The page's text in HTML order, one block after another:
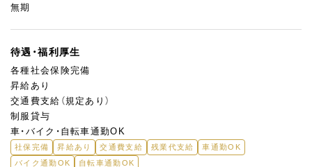
無期
待遇・福利厚生
各種社会保険完備
昇給あり
交通費支給（規定あり）
制服貸与
車・バイク・自転車通勤OK
社保完備 昇給あり 交通費支給 残業代支給
車通勤OK
バイク通勤OK
自転車通勤OK